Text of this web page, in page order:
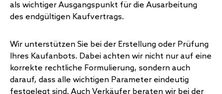
als wichtiger Ausgangspunkt für die Ausarbeitung
des endgültigen Kaufvertrags.
Wir unterstützen Sie bei der Erstellung oder Prüfung
Ihres Kaufanbots. Dabei achten wir nicht nur auf eine
korrekte rechtliche Formulierung, sondern auch
darauf, dass alle wichtigen Parameter eindeutig
festgelegt sind. Auch Verkäufer beraten wir bei der